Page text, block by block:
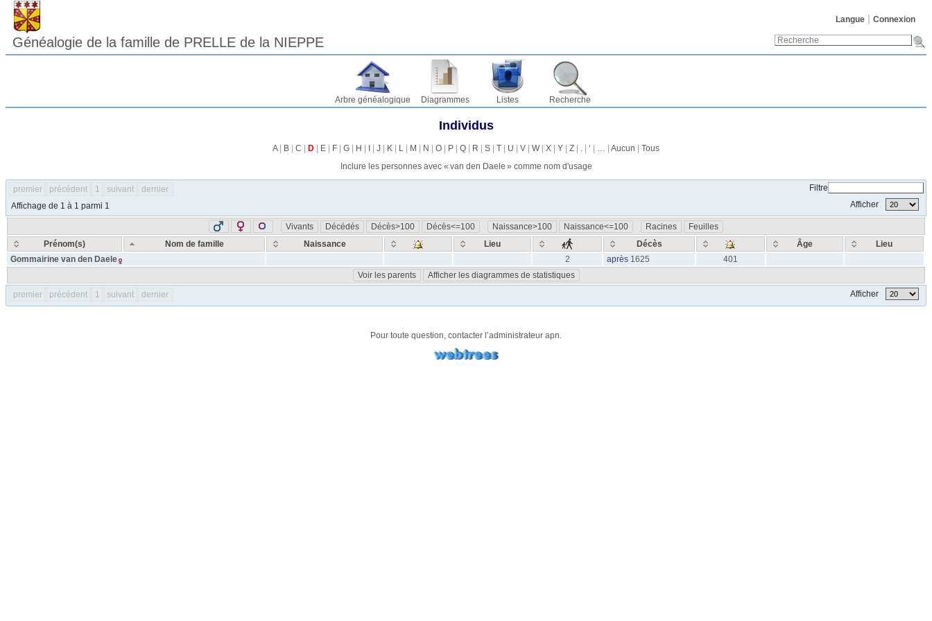
Langue Connexion
Généalogie de la famille de PRELLE de la NIEPPE
Arbre généalogique Diagrammes Listes Recherche
Individus
A| B | C | D | E | F | G | H | I | J | K | L | M | N | O | P | Q | R | S | T | U | V | W| X | Y | Z | . | ‘ | … | Aucun | Tous
Inclure les personnes avec « van den Daele » comme nom d'usage
premier précédent 1 suivant dernier
Filtre
Affichage de 1 à 1 parmi 1
Afficher
Vivants Décédés Décès>100 Décès<=100 Naissance>100 Naissance<=100 Racines
Feuilles
Prénom(s)
Nom de famille Naissance Lieu Décès Âge Lieu
Voir les parents Afficher les diagrammes de statistiques
Gommairine van den Daele 2 après 1625 401
premier précédent 1 suivant dernier Afficher
Pour toute question, contacter l’administrateur apn.